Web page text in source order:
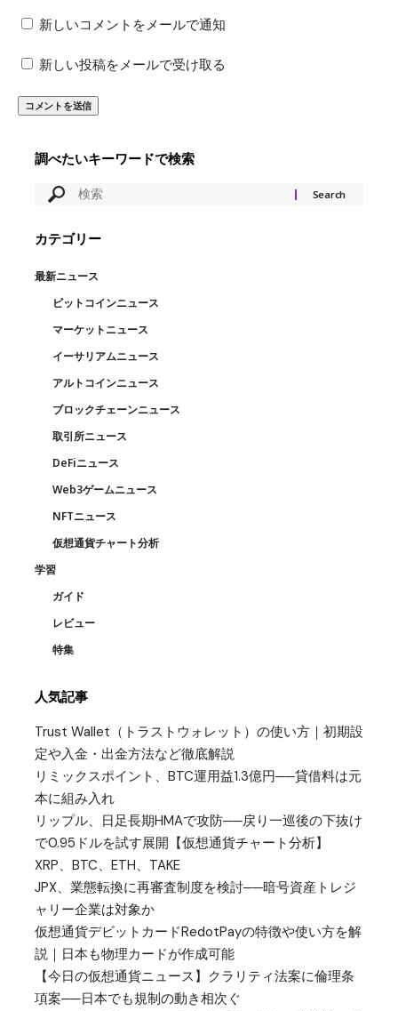
新しいコメントをメールで通知
新しい投稿をメールで受け取る
調べたいキーワードで検索
カテゴリー
最新ニュース
ビットコインニュース
マーケットニュース
イーサリアムニュース
アルトコインニュース
ブロックチェーンニュース
取引所ニュース
DeFiニュース
Web3ゲームニュース
NFTニュース
仮想通貨チャート分析
学習
ガイド
レビュー
特集
人気記事
Trust Wallet（トラストウォレット）の使い方｜初期設
定や入金・出金方法など徹底解説
リミックスポイント、BTC運用益1.3億円──貸借料は元
本に組み入れ
リップル、日足長期HMAで攻防──戻り一巡後の下抜け
で0.95ドルを試す展開【仮想通貨チャート分析】
XRP、BTC、ETH、TAKE
JPX、業態転換に再審査制度を検討──暗号資産トレジ
ャリー企業は対象か
仮想通貨デビットカードRedotPayの特徴や使い方を解
説｜日本も物理カードが作成可能
【今日の仮想通貨ニュース】クラリティ法案に倫理条
項案──日本でも規制の動き相次ぐ